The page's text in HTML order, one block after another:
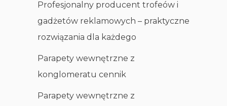
Profesjonalny producent trofeów i
gadżetów reklamowych – praktyczne
rozwiązania dla każdego
Parapety wewnętrzne z
konglomeratu cennik
Parapety wewnętrzne z